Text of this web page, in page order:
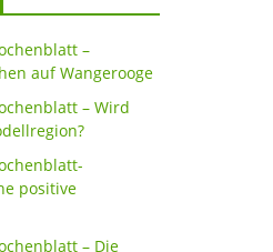
–
auf Wangerooge
– Wird
positive
– Die